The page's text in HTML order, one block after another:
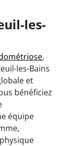
les-
,
les-Bains
et
bénéficiez
équipe